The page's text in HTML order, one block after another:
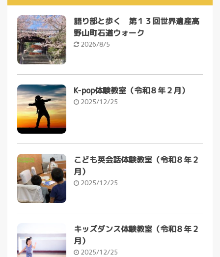
語り部と歩く 第１３回世界遺産高
野山町石道ウォーク
2026/8/5
K-pop体験教室（令和８年２月）
2025/12/25
こども英会話体験教室（令和８年２
月）
2025/12/25
キッズダンス体験教室（令和８年２
月）
2025/12/25